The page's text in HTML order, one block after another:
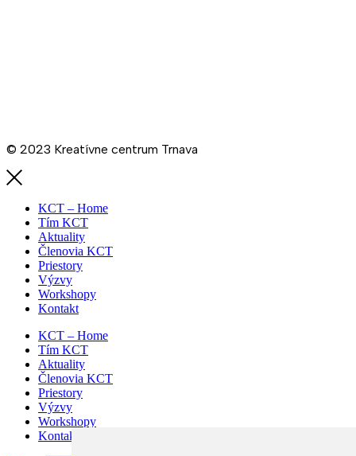
© 2023 Kreatívne centrum Trnava
KCT – Home
Tím KCT
Aktuality
Členovia KCT
Priestory
Výzvy
Workshopy
Kontakt
KCT – Home
Tím KCT
Aktuality
Členovia KCT
Priestory
Výzvy
Workshopy
Kontakt